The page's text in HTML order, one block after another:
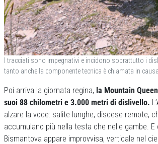
I tracciati sono impegnativi e incidono soprattutto i
tanto anche la componente tecnica è chiamata in causa
Poi arriva la giornata regina, la Mountain
suoi 88 chilometri e 3.000 metri di dislivello.
alzare la voce: salite lunghe, discese remote,
accumulano più nella testa che nelle gambe. E
Bismantova appare improvvisa, verticale nel